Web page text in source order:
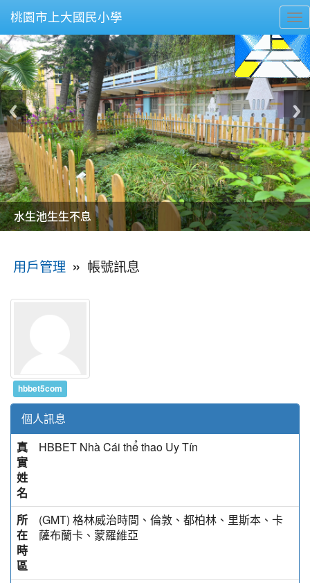
桃園市上大國民小學
美麗的操場是我們活力的來源
美麗的操場是我們活力的來源
煥然一新的小司令台
煥然一新的小司令台
富含桃園埤塘田園風光意象的中廊
富含桃園埤塘田園風光意象的中廊
嶄新的中庭廣場
嶄新的中庭廣場
水生池生生不息
水生池生生不息
用戶管理 » 帳號訊息
hbbet5com
個人訊息
真
實
姓
名
HBBET Nhà Cái thể thao Uy Tín
所
在
時
區
(GMT) 格林威治時間、倫敦、都柏林、里斯本、卡
薩布蘭卡、蒙羅維亞